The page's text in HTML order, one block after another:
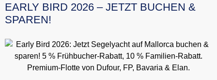
EARLY BIRD 2026 – JETZT BUCHEN &
SPAREN!